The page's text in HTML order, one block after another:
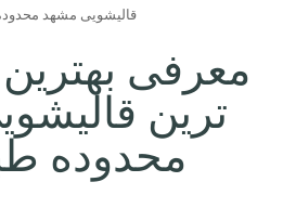
قالیشویی مشهد
معرفی بهترین
ترین
محدوده